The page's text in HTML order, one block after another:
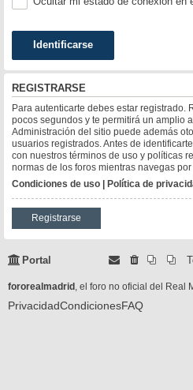
REGISTRARSE
Para autenticarte debes estar registrado.
pocos segundos y te permitirá un amplio
Administración del sitio puede además
usuarios registrados. Antes de
con nuestros términos de uso y políticas
normas de los foros mientras navegas por
Condiciones de uso | Política de
Registrarse
Portal
fororealmadrid , el foro no oficial del Real
PrivacidadCondicionesFAQ